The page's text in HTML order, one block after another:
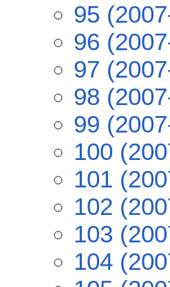
95
96
97
98
99
100
101
102
103
104